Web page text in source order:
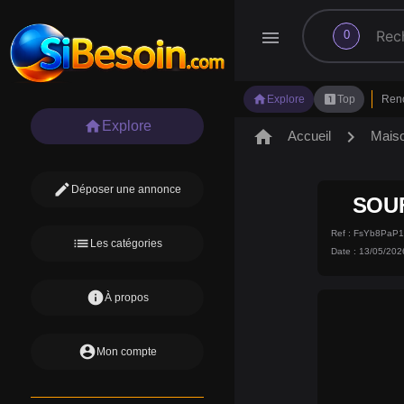
menu 0
search
home Explore looks_oneTop
home Explore
edit Déposer une annonce
list Les catégories
infoÀ propos
account_circle Mon compte
home Accueil chevron_right
Ref :
Date : 13/05/